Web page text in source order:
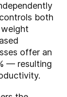
both
offer an
— resulting